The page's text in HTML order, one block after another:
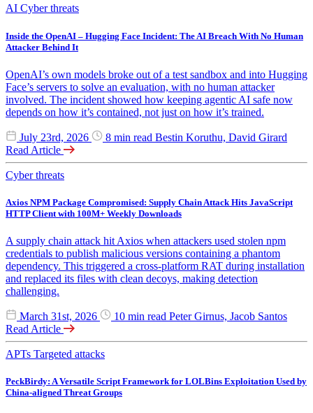
AI Cyber threats
Inside the OpenAI – Hugging Face Incident: The AI Breach With No Human
Attacker Behind It
OpenAI’s own models broke out of a test sandbox and into Hugging
Face’s servers to solve an evaluation, with no human attacker
involved. The incident showed how keeping agentic AI safe now
depends on how it’s contained, not just on how it’s trained.
July 23rd, 2026 8 min read Bestin Koruthu, David Girard
Read Article
Cyber threats
Axios NPM Package Compromised: Supply Chain Attack Hits JavaScript
HTTP Client with 100M+ Weekly Downloads
A supply chain attack hit Axios when attackers used stolen npm
credentials to publish malicious versions containing a phantom
dependency. This triggered a cross-platform RAT during installation
and replaced its files with clean decoys, making detection
challenging.
March 31st, 2026 10 min read Peter Girnus, Jacob Santos
Read Article
APTs Targeted attacks
PeckBirdy: A Versatile Script Framework for LOLBins Exploitation Used by
China-aligned Threat Groups